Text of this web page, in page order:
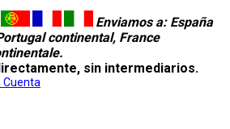
Enviamos a: España
continental, France
sin intermediarios.
Cuenta